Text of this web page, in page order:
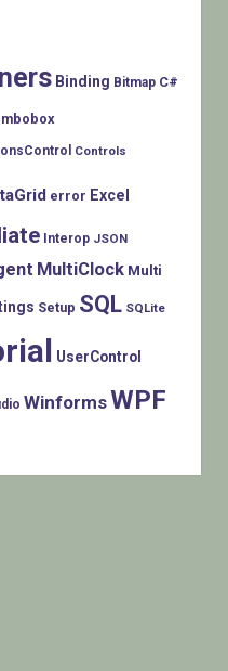
Binding Bitmap C#
Controls
error Excel
Interop JSON
MultiClock Multi
Setup SQL SQLite
UserControl
WinformsWPF